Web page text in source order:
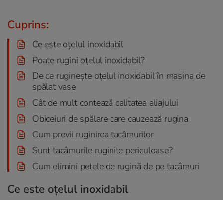
Cuprins:
Ce este oțelul inoxidabil
Poate rugini oțelul inoxidabil?
De ce ruginește oțelul inoxidabil în mașina de
spălat vase
Cât de mult contează calitatea aliajului
Obiceiuri de spălare care cauzează rugina
Cum previi ruginirea tacâmurilor
Sunt tacâmurile ruginite periculoase?
Cum elimini petele de rugină de pe tacâmuri
Ce este oțelul inoxidabil